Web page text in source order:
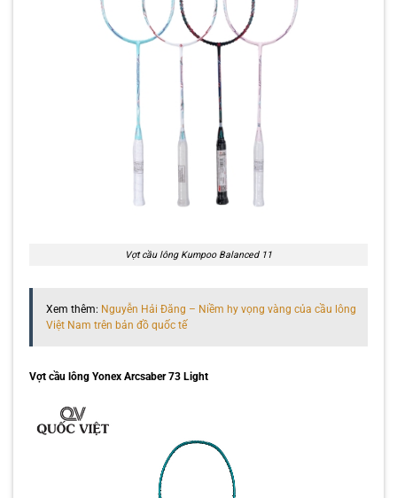
Vợt cầu lông Kumpoo Balanced 11
Xem thêm: Nguyễn Hải Đăng – Niềm hy vọng vàng của cầu lông
Việt Nam trên bản đồ quốc tế
Vợt cầu lông Yonex Arcsaber 73 Light